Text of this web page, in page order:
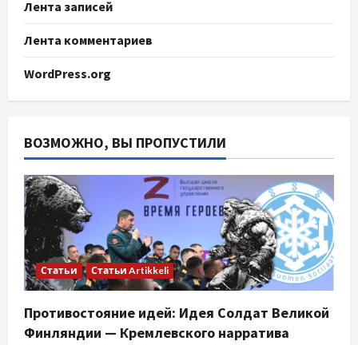
Лента записей
Лента комментариев
WordPress.org
ВОЗМОЖНО, ВЫ ПРОПУСТИЛИ
Статьи Статьи Artikkeli
Противостояние идей: Идея Солдат Великой
Финляндии — Кремлевского нарратива